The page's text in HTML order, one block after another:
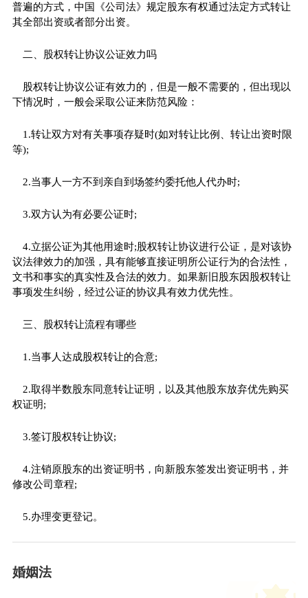
普遍的方式，中国《公司法》规定股东有权通过法定方式转让
其全部出资或者部分出资。
二、股权转让协议公证效力吗
股权转让协议公证有效力的，但是一般不需要的，但出现以
下情况时，一般会采取公证来防范风险：
1.转让双方对有关事项存疑时(如对转让比例、转让出资时限
等);
2.当事人一方不到亲自到场签约委托他人代办时;
3.双方认为有必要公证时;
4.立据公证为其他用途时;股权转让协议进行公证，是对该协
议法律效力的加强，具有能够直接证明所公证行为的合法性，
文书和事实的真实性及合法的效力。如果新旧股东因股权转让
事项发生纠纷，经过公证的协议具有效力优先性。
三、股权转让流程有哪些
1.当事人达成股权转让的合意;
2.取得半数股东同意转让证明，以及其他股东放弃优先购买
权证明;
3.签订股权转让协议;
4.注销原股东的出资证明书，向新股东签发出资证明书，并
修改公司章程;
5.办理变更登记。
婚姻法